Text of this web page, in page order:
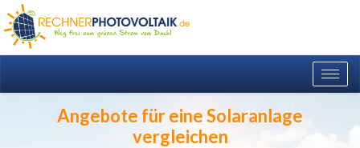
Angebote für eine Solaranlage
vergleichen